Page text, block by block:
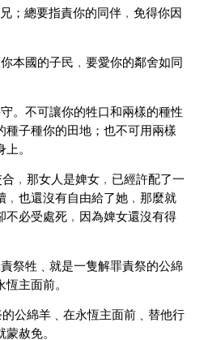
；總要指責你的同伴﹐免得你因
本國的子民﹐要愛你的鄰舍如同
。不可讓你的牲口和兩樣的種性
種子種你的田地；也不可用兩樣
。
合﹐那女人是婢女﹐已經許配了一
﹐也還沒有自由給了她﹐那麼就
不必受處死﹐因為婢女還沒有得
祭牲﹑就是一隻解罪責祭的公綿
主面前。
公綿羊﹑在永恆主面前﹑替他行
赦免。